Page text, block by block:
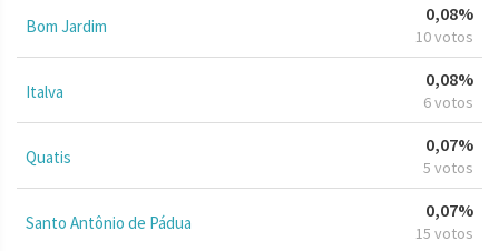
Bom Jardim
0,08%
10 votos
Italva
0,08%
6 votos
Quatis
0,07%
5 votos
Santo Antônio de Pádua
0,07%
15 votos